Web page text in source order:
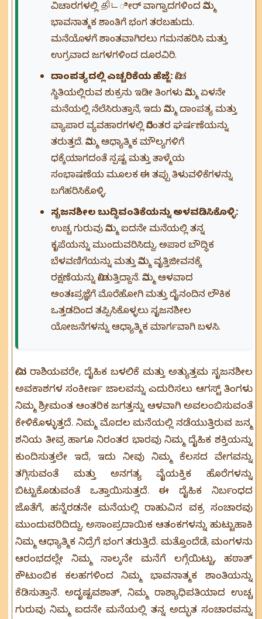
ವಿಚಾರಗಳಲ್ಲಿ திடೀರ್ ವಾಗ್ವಾದಗಳಿಂದ ನಿಮ್ಮ
ಭಾವನಾತ್ಮಕ ಶಾಂತಿಗೆ ಭಂಗ ತರಬಹುದು.
ಮನೆಯೊಳಗೆ ಶಾಂತವಾಗಿರಲು ಗಮನಹರಿಸಿ ಮತ್ತು
ಉಗ್ರವಾದ ಜಗಳಗಳಿಂದ ದೂರವಿರಿ.
ದಾಂಪತ್ಯದಲ್ಲಿ ಎಚ್ಚರಿಕೆಯ ಹೆಜ್ಜೆ:ನೀಚ
ಸ್ಥಿತಿಯಲ್ಲಿರುವ ಶುಕ್ರನು ಇಡೀ ತಿಂಗಳು ನಿಮ್ಮ ಏಳನೇ
ಮನೆಯಲ್ಲಿ ನೆಲೆಸಿರುತ್ತಾನೆ, ಇದು ನಿಮ್ಮ ದಾಂಪತ್ಯ ಮತ್ತು
ವ್ಯಾಪಾರ ವ್ಯವಹಾರಗಳಲ್ಲಿ ನಿರಂತರ ಘರ್ಷಣೆಯನ್ನು
ತರುತ್ತದೆ. ನಿಮ್ಮ ಆಧ್ಯಾತ್ಮಿಕ ಮೌಲ್ಯಗಳಿಗೆ
ಧಕ್ಕೆಯಾಗದಂತೆ ಸ್ಪಷ್ಟ ಮತ್ತು ತಾಳ್ಮೆಯ
ಸಂಭಾಷಣೆಯ ಮೂಲಕ ಈ ತಪ್ಪು ತಿಳುವಳಿಕೆಗಳನ್ನು
ಬಗೆಹರಿಸಿಕೊಳ್ಳಿ.
ಸೃಜನಶೀಲ ಬುದ್ಧಿವಂತಿಕೆಯನ್ನು ಅಳವಡಿಸಿಕೊಳ್ಳಿ:
ಉಚ್ಚ ಗುರುವು ನಿಮ್ಮ ಐದನೇ ಮನೆಯಲ್ಲಿ ತನ್ನ
ಕೃಪೆಯನ್ನು ಮುಂದುವರಿಸಿದ್ದು, ಅಪಾರ ಬೌದ್ಧಿಕ
ಬೆಳವಣಿಗೆಯನ್ನು ಮತ್ತು ನಿಮ್ಮ ವೃತ್ತಿಜೀವನಕ್ಕೆ
ರಕ್ಷಣೆಯನ್ನು ನೀಡುತ್ತಿದ್ದಾನೆ. ನಿಮ್ಮ ಆಳವಾದ
ಅಂತಃಪ್ರಜ್ಞೆಗೆ ಮೊರೆಹೋಗಿ ಮತ್ತು ದೈನಂದಿನ ಲೌಕಿಕ
ಒತ್ತಡದಿಂದ ತಪ್ಪಿಸಿಕೊಳ್ಳಲು ಸೃಜನಶೀಲ
ಯೋಜನೆಗಳನ್ನು ಆಧ್ಯಾತ್ಮಿಕ ಮಾರ್ಗವಾಗಿ ಬಳಸಿ.
ಮೀನ ರಾಶಿಯವರೇ, ದೈಹಿಕ ಬಳಲಿಕೆ ಮತ್ತು ಅತ್ಯುತ್ತಮ ಸೃಜನಶೀಲ
ಅವಕಾಶಗಳ ಸಂಕೀರ್ಣ ಜಾಲವನ್ನು ಎದುರಿಸಲು ಆಗಸ್ಟ್ ತಿಂಗಳು
ನಿಮ್ಮ ಶ್ರೀಮಂತ ಆಂತರಿಕ ಜಗತ್ತನ್ನು ಆಳವಾಗಿ ಅವಲಂಬಿಸುವಂತೆ
ಕೇಳಿಕೊಳ್ಳುತ್ತದೆ. ನಿಮ್ಮ ಮೊದಲ ಮನೆಯಲ್ಲಿ ನಡೆಯುತ್ತಿರುವ ಜನ್ಮ
ಶನಿಯ ತೀವ್ರ ಹಾಗೂ ನಿರಂತರ ಭಾರವು ನಿಮ್ಮ ದೈಹಿಕ ಶಕ್ತಿಯನ್ನು
ಕುಂದಿಸುತ್ತಲೇ ಇದೆ, ಇದು ನೀವು ನಿಮ್ಮ ಕೆಲಸದ ವೇಗವನ್ನು
ತಗ್ಗಿಸುವಂತೆ ಮತ್ತು ಅನಗತ್ಯ ವೈಯಕ್ತಿಕ ಹೊರೆಗಳನ್ನು
ಬಿಟ್ಟುಕೊಡುವಂತೆ ಒತ್ತಾಯಿಸುತ್ತದೆ. ಈ ದೈಹಿಕ ನಿರ್ಬಂಧದ
ಜೊತೆಗೆ, ಹನ್ನೆರಡನೇ ಮನೆಯಲ್ಲಿ ರಾಹುವಿನ ವಕ್ರ ಸಂಚಾರವು
ಮುಂದುವರಿದಿದ್ದು, ಅಸಾಂಪ್ರದಾಯಿಕ ಆತಂಕಗಳನ್ನು ಹುಟ್ಟುಹಾಕಿ
ನಿಮ್ಮ ಆಧ್ಯಾತ್ಮಿಕ ನಿದ್ರೆಗೆ ಭಂಗ ತರುತ್ತಿದೆ. ಮತ್ತೊಂದೆಡೆ, ಮಂಗಳನು
ಆರಂಭದಲ್ಲೇ ನಿಮ್ಮ ನಾಲ್ಕನೇ ಮನೆಗೆ ಲಗ್ಗೆಯಿಟ್ಟು, ಹಠಾತ್
ಕೌಟುಂಬಿಕ ಕಲಹಗಳಿಂದ ನಿಮ್ಮ ಭಾವನಾತ್ಮಕ ಶಾಂತಿಯನ್ನು
ಕೆಡಿಸುತ್ತಾನೆ. ಅದೃಷ್ಟವಶಾತ್, ನಿಮ್ಮ ರಾಶ್ಯಾಧಿಪತಿಯಾದ ಉಚ್ಚ
ಗುರುವು ನಿಮ್ಮ ಐದನೇ ಮನೆಯಲ್ಲಿ ತನ್ನ ಅದ್ಭುತ ಸಂಚಾರವನ್ನು